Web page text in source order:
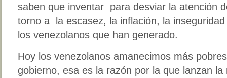
saben que inventar para desviar la atención
torno a la escasez, la inflación, la
los venezolanos que han generado.
Hoy los venezolanos amanecimos más
gobierno, esa es la razón por la que lanzan